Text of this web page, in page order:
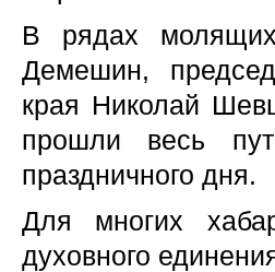
В рядах
Демешин,
края Николай
прошли весь
праздничного дня.
Для многих
духовного